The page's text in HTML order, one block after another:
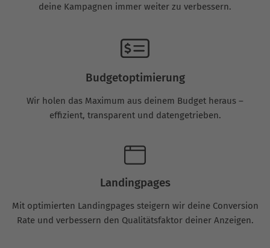
deine Kampagnen immer weiter zu verbessern.
Budgetoptimierung
Wir holen das Maximum aus deinem Budget heraus –
effizient, transparent und datengetrieben.
Landingpages
Mit optimierten Landingpages steigern wir deine Conversion
Rate und verbessern den Qualitätsfaktor deiner Anzeigen.